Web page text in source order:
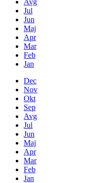
Jul
Jun
Maj
Apr
Mar
Feb
Jan
Dec
Nov
Okt
Sep
Avg
Jul
Jun
Maj
Apr
Mar
Feb
Jan